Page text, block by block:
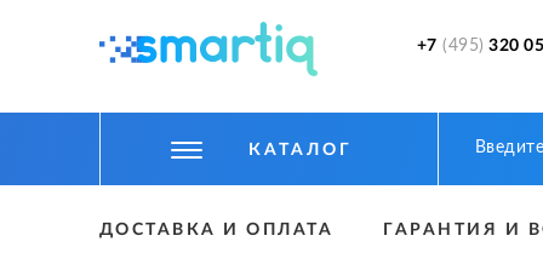
+7 (495) 320
КАТАЛОГ
ДОСТАВКА И ОПЛАТА ГАРАНТИЯ И